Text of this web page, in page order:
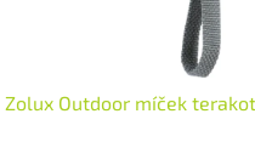
Zolux Outdoor míček